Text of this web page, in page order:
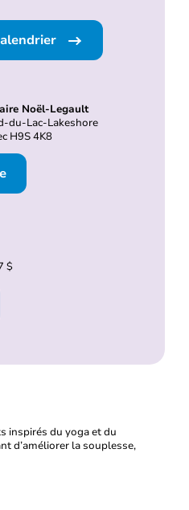
Noël-Legault
du-Lac-Lakeshore
H9S 4K8
$
inspirés du yoga et du
d’améliorer la souplesse,